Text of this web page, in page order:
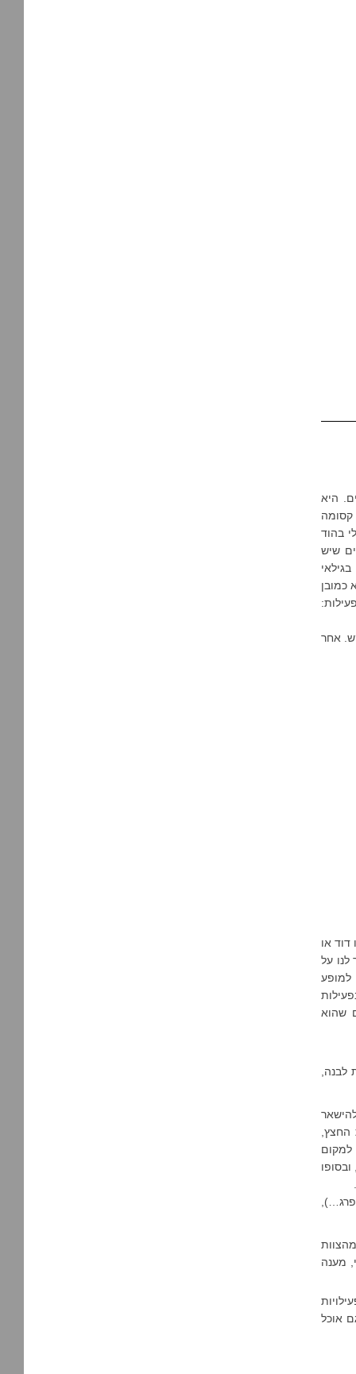
היא
קסומה
בהוד
שיש
לילדים בגילאי
כמובן
אחר
או
לנו על
למופע
שהוא
לבנה,
החצץ,
למקום
מענה
אוכל